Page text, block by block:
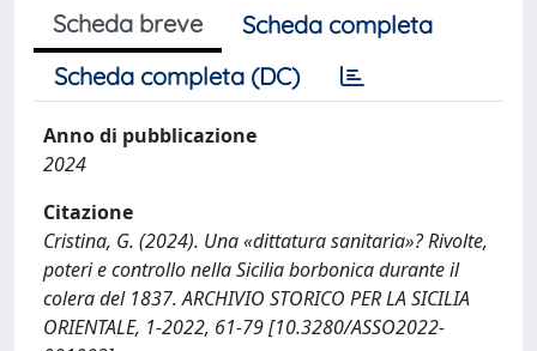
Scheda breve
Scheda completa
Scheda completa (DC)
Anno di pubblicazione
2024
Citazione
Cristina, G. (2024). Una «dittatura sanitaria»? Rivolte,
poteri e controllo nella Sicilia borbonica durante il
colera del 1837. ARCHIVIO STORICO PER LA SICILIA
ORIENTALE, 1-2022, 61-79 [10.3280/ASSO2022-